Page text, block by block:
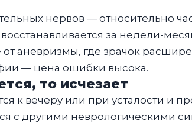
нервов — относительно
восстанавливается за недели-
аневризмы, где зрачок
— цена ошибки высока.
то исчезает
к вечеру или при усталости и
с другими неврологическими